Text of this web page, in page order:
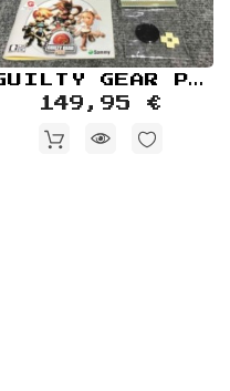
GUILTY GEAR PETIT JAP BANDAI WONDERSWAN COLOR
149,95 €